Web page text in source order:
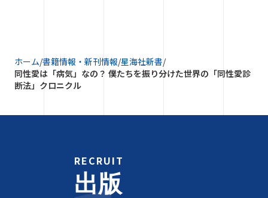
ホーム/書籍情報・新刊情報/星海社新書/
同性愛は「病気」なの？ 僕たちを振り分けた世界の「同性愛診
断法」クロニクル
RECRUIT
出版